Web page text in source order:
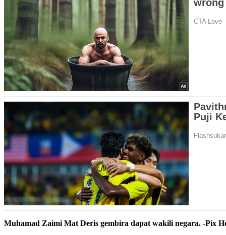
Muhamad Zaimi Mat Deris gembira dapat wakili negara. -Pix